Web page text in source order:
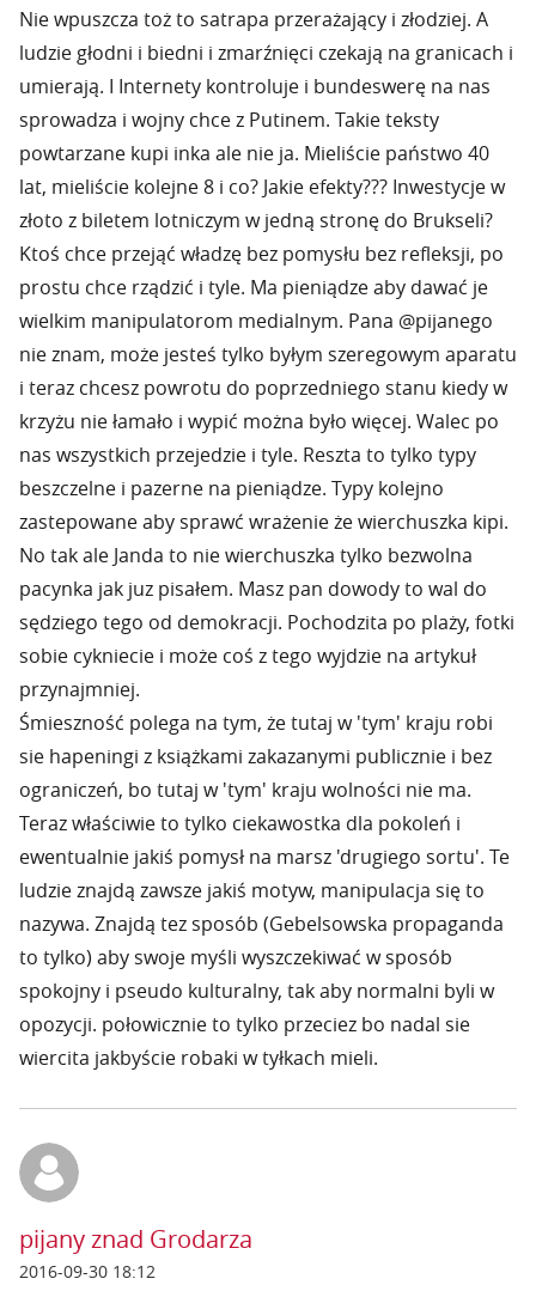
Nie wpuszcza toż to satrapa przerażający i złodziej. A
ludzie głodni i biedni i zmarźnięci czekają na granicach i
umierają. I Internety kontroluje i bundeswerę na nas
sprowadza i wojny chce z Putinem. Takie teksty
powtarzane kupi inka ale nie ja. Mieliście państwo 40
lat, mieliście kolejne 8 i co? Jakie efekty??? Inwestycje w
złoto z biletem lotniczym w jedną stronę do Brukseli?
Ktoś chce przejąć władzę bez pomysłu bez refleksji, po
prostu chce rządzić i tyle. Ma pieniądze aby dawać je
wielkim manipulatorom medialnym. Pana @pijanego
nie znam, może jesteś tylko byłym szeregowym aparatu
i teraz chcesz powrotu do poprzedniego stanu kiedy w
krzyżu nie łamało i wypić można było więcej. Walec po
nas wszystkich przejedzie i tyle. Reszta to tylko typy
beszczelne i pazerne na pieniądze. Typy kolejno
zastepowane aby sprawć wrażenie że wierchuszka kipi.
No tak ale Janda to nie wierchuszka tylko bezwolna
pacynka jak juz pisałem. Masz pan dowody to wal do
sędziego tego od demokracji. Pochodzita po plaży, fotki
sobie cykniecie i może coś z tego wyjdzie na artykuł
przynajmniej.
Śmieszność polega na tym, że tutaj w 'tym' kraju robi
sie hapeningi z książkami zakazanymi publicznie i bez
ograniczeń, bo tutaj w 'tym' kraju wolności nie ma.
Teraz właściwie to tylko ciekawostka dla pokoleń i
ewentualnie jakiś pomysł na marsz 'drugiego sortu'. Te
ludzie znajdą zawsze jakiś motyw, manipulacja się to
nazywa. Znajdą tez sposób (Gebelsowska propaganda
to tylko) aby swoje myśli wyszczekiwać w sposób
spokojny i pseudo kulturalny, tak aby normalni byli w
opozycji. połowicznie to tylko przeciez bo nadal sie
wiercita jakbyście robaki w tyłkach mieli.
pijany znad Grodarza
2016-09-30 18:12